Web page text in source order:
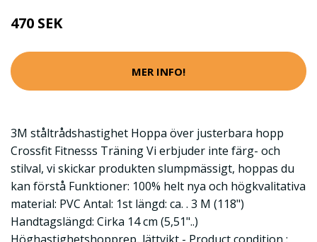
470 SEK
MER INFO!
3M ståltrådshastighet Hoppa över justerbara hopp
Crossfit Fitnesss Träning Vi erbjuder inte färg- och
stilval, vi skickar produkten slumpmässigt, hoppas du
kan förstå Funktioner: 100% helt nya och högkvalitativa
material: PVC Antal: 1st längd: ca. . 3 M (118")
Handtagslängd: Cirka 14 cm (5,51"..)